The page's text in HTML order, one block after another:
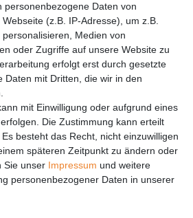
personenbezogene Daten von
(z.B. IP-Adresse), um z.B.
Medien von
oder Zugriffe auf unsere Website zu
erfolgt erst durch gesetzte
Daten mit Dritten, die wir in den
mit Einwilligung oder aufgrund eines
Die Zustimmung kann erteilt
besteht das Recht, nicht einzuwilligen
späteren Zeitpunkt zu ändern oder
Sie unser Impressum und weitere
personenbezogener Daten in unserer